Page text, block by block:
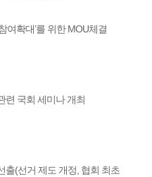
여확대’를 위한 MOU체결
련 국회 세미나 개최
출(선거 제도 개정, 협회 최초